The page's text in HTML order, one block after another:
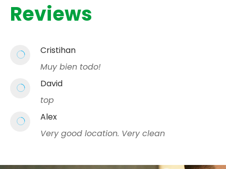
Reviews
Cristihan
Muy bien todo!
David
top
Alex
Very good location. Very clean